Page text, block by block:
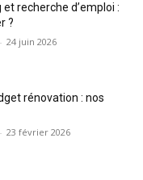
recherche d’emploi :
?
- 24 juin 2026
rénovation : nos
- 23 février 2026